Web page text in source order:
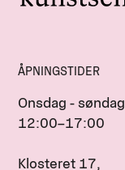
ÅPNINGSTIDER
Onsdag - søndag
12:00–17:00
Klosteret 17,